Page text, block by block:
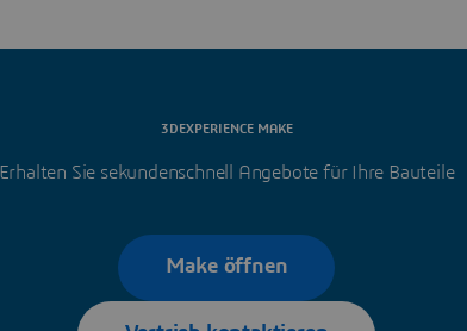
3DEXPERIENCE MAKE
Erhalten Sie sekundenschnell Angebote für Ihre Bauteile
Make öffnen